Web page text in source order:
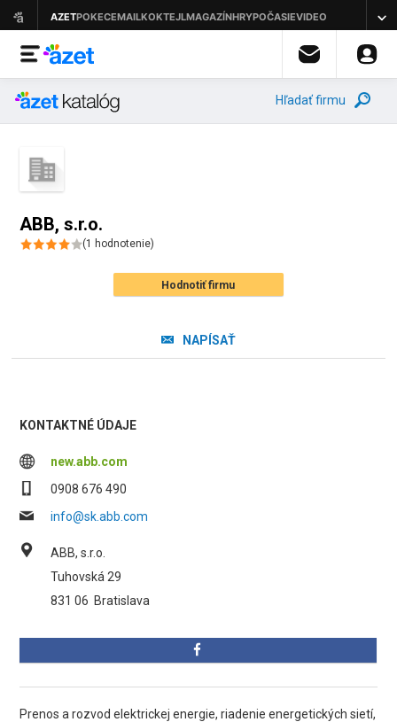
Hľadať firmu
ABB, s.r.o.
(1 hodnotenie)
Hodnotiť firmu
NAPÍSAŤ
KONTAKTNÉ ÚDAJE
new.abb.com
0908 676 490
info@sk.abb.com
ABB, s.r.o.
Tuhovská 29
831 06 Bratislava
Prenos a rozvod elektrickej energie, riadenie energetických sietí,